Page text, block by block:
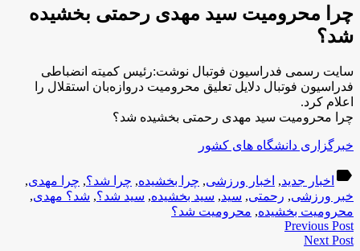
چرا محرومیت سید مهدی رحمتی بخشیده
شد؟
سایت رسمی فدراسیون فوتبال نوشت:رئیس کمیته انضباطی
فدراسیون فوتبال دلایل تعلیق محرومیت دروازه‌بان استقلال را
اعلام کرد.
چرا محرومیت سید مهدی رحمتی بخشیده شد؟
خبرگزاری دانشگاه های کشور
label اخبار جدید, اخبار ورزشی, چرا بخشیده, چرا شد؟, چرا مهدی,
خبر ورزشی, رحمتی, سید, سید بخشیده, سید شد؟, شد؟ مهدی,
محرومیت بخشیده, محرومیت شد؟
Previous Post
Next Post